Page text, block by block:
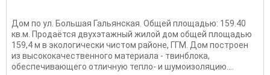
Дом по ул. Большая Гальянская. Общей площадью: 159.40
кв.м. Продаётся двухэтажный жилой дом общей площадью
159,4 м в экологически чистом районе, ГГМ. Дом построен
из высококачественного материала - твинблока,
обеспечивающего отличную тепло- и шумоизоляцию....